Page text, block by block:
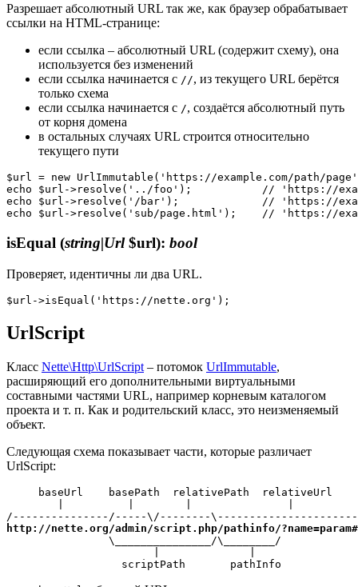
Разрешает абсолютный URL так же, как браузер обрабатывает
ссылки на HTML-странице:
если ссылка – абсолютный URL (содержит схему), она
используется без изменений
если ссылка начинается с //, из текущего URL берётся
только схема
если ссылка начинается с /, создаётся абсолютный путь
от корня домена
в остальных случаях URL строится относительно
текущего пути
$url = new UrlImmutable('https://example.com/path/
echo $url->resolve('../foo');           // 'https://
echo $url->resolve('/bar');             // 'https://
isEqual (string|Url$url): bool
Проверяет, идентичны ли два URL.
UrlScript
Класс Nette\Http\UrlScript – потомок UrlImmutable,
расширяющий его дополнительными виртуальными
составными частями URL, например корневым каталогом
проекта и т. п. Как и родительский класс, это неизменяемый
объект.
Следующая схема показывает части, которые различает
UrlScript:
     baseUrl    basePath  relativePath  relativeUrl
http://nette.org/admin/script.php/pathinfo/
                \_______________/\________/
                  scriptPath       pathInfo